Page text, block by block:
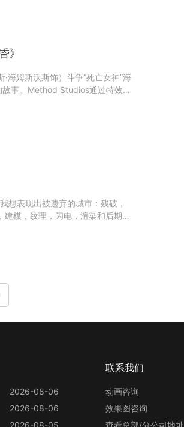
》
海姆斯沃斯饰）斗争“死亡女神”海
事。Method Studios通过特效来
军队的主
想表现出被遗弃的城市：残破，
模，纹理，闪电，渲染和后期制
有趣的地方用数码相机
2026-08-06
2026-08-06
2026-08-05
联系我们
动画咨询
效果图咨询
查看总部/分公司地址